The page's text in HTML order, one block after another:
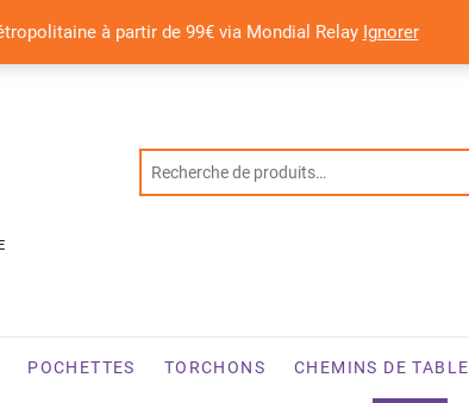
à partir de 99€ via Mondial Relay Ignorer
POCHETTES TORCHONS CHEMINS DE TABLE